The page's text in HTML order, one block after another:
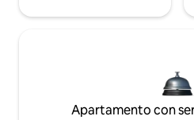
Apartamento con